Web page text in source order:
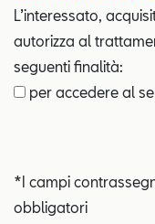
L’interessato,
autorizza al
seguenti finalità:
per accedere al
*I campi
obbligatori